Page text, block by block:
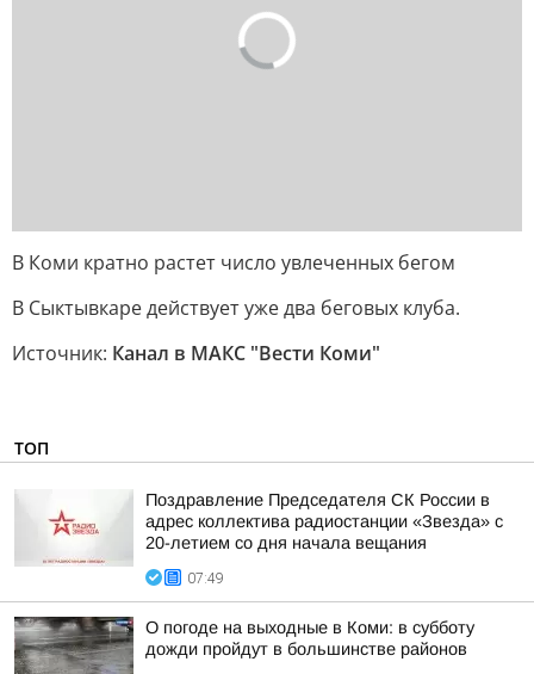
В Коми кратно растет число увлеченных бегом
В Сыктывкаре действует уже два беговых клуба.
Источник: Канал в МАКС "Вести Коми"
ТОП
Поздравление Председателя СК России в
адрес коллектива радиостанции «Звезда» с
20-летием со дня начала вещания
07:49
О погоде на выходные в Коми: в субботу
дожди пройдут в большинстве районов